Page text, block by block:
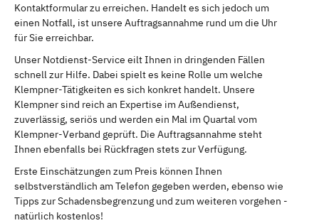
Kontaktformular zu erreichen. Handelt es sich jedoch um
einen Notfall, ist unsere Auftragsannahme rund um die Uhr
für Sie erreichbar.
Unser Notdienst-Service eilt Ihnen in dringenden Fällen
schnell zur Hilfe. Dabei spielt es keine Rolle um welche
Klempner-Tätigkeiten es sich konkret handelt. Unsere
Klempner sind reich an Expertise im Außendienst,
zuverlässig, seriös und werden ein Mal im Quartal vom
Klempner-Verband geprüft. Die Auftragsannahme steht
Ihnen ebenfalls bei Rückfragen stets zur Verfügung.
Erste Einschätzungen zum Preis können Ihnen
selbstverständlich am Telefon gegeben werden, ebenso wie
Tipps zur Schadensbegrenzung und zum weiteren vorgehen -
natürlich kostenlos!